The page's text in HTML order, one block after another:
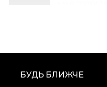
БУДЬ БЛИЖЧЕ